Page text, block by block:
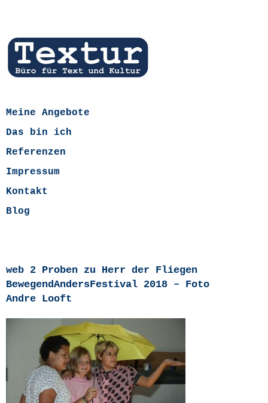
Meine Angebote
Das bin ich
Referenzen
Impressum
Kontakt
Blog
web 2 Proben zu Herr der Fliegen
BewegendAndersFestival 2018 – Foto
Andre Looft